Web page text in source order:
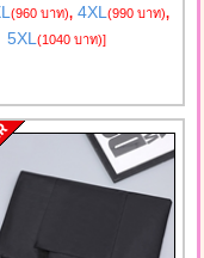
(960 บาท), 4XL(990 บาท),
5XL(1040 บาท)]